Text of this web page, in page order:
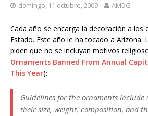
domingo, 11 octubre, 2009 AMDG
Cada año se encarga la decoración a los
Estado. Este año le ha tocado a Arizona.
piden que no se incluyan motivos
Ornaments Banned From Annual
This Year):
Guidelines for the ornaments include
their size, weight, composition, and